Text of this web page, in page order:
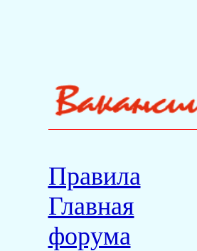
Правила
Главная
форума